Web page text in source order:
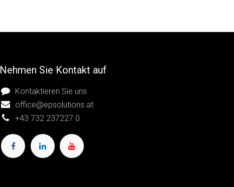
Nehmen Sie Kontakt auf
Kontaktieren Sie uns
office@epsolutions.at
+43 732 237227 0